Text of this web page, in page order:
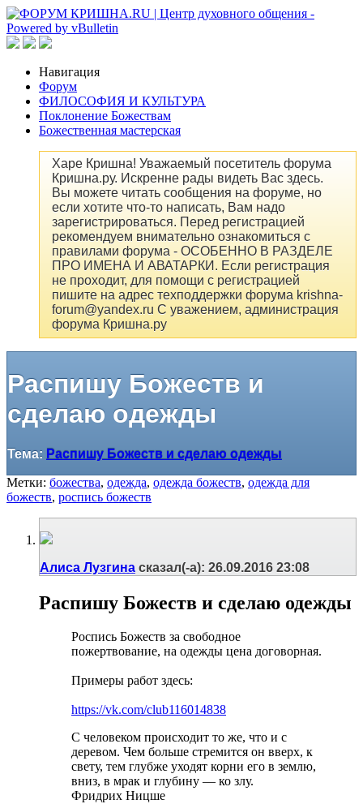
Навигация
Форум
ФИЛОСОФИЯ И КУЛЬТУРА
Поклонение Божествам
Божественная мастерская
Харе Кришна! Уважаемый посетитель форума
Кришна.ру. Искренне рады видеть Вас здесь.
Вы можете читать сообщения на форуме, но
если хотите что-то написать, Вам надо
зарегистрироваться. Перед регистрацией
рекомендуем внимательно ознакомиться с
правилами форума - ОСОБЕННО В РАЗДЕЛЕ
ПРО ИМЕНА И АВАТАРКИ. Если регистрация
не проходит, для помощи с регистрацией
пишите на адрес техподдержки форума krishna-
forum@yandex.ru С уважением, администрация
форума Кришна.ру
Распишу Божеств и
сделаю одежды
Тема: Распишу Божеств и сделаю одежды
Метки: божества, одежда, одежда божеств, одежда для
божеств, роспись божеств
Алиса Лузгина сказал(-а): 26.09.2016 23:08
Распишу Божеств и сделаю одежды
Роспись Божеств за свободное
пожертвование, на одежды цена договорная.
Примеры работ здесь:
https://vk.com/club116014838
С человеком происходит то же, что и с
деревом. Чем больше стремится он вверх, к
свету, тем глубже уходят корни его в землю,
вниз, в мрак и глубину — ко злу.
Фридрих Ницше